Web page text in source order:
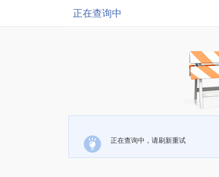
正在查询中
正在查询中，请刷新重试